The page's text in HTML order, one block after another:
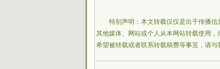
特别声明：本文转载仅仅是出于传播
其他媒体、网站或个人从本网站转载使用
希望被转载或者联系转载稿费等事宜，请与